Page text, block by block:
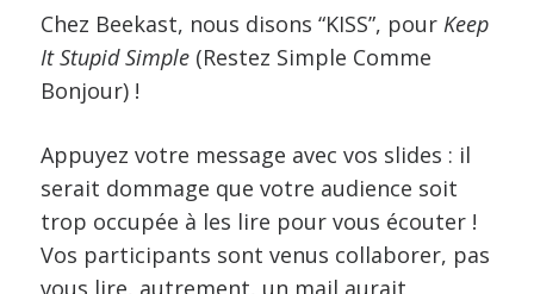
Chez Beekast, nous disons “KISS”, pour Keep
It Stupid Simple (Restez Simple Comme
Bonjour) !
Appuyez votre message avec vos slides : il
serait dommage que votre audience soit
trop occupée à les lire pour vous écouter !
Vos participants sont venus collaborer, pas